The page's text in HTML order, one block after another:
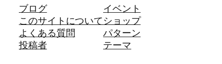
ブログ
このサイトについて
よくある質問
投稿者
イベント
ショップ
パターン
テーマ